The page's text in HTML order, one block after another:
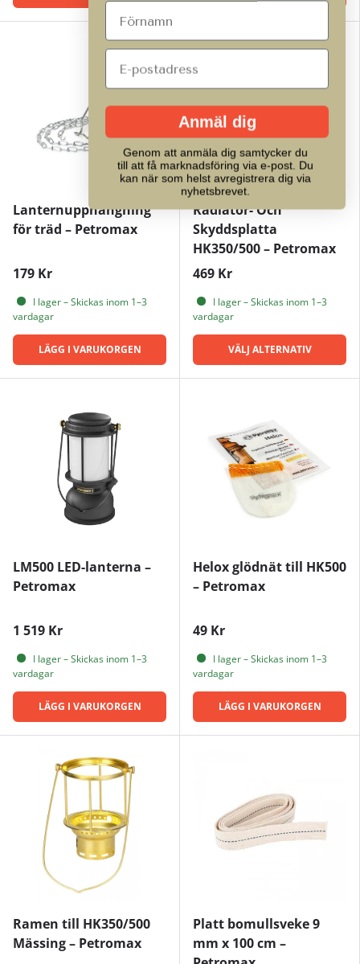
Lanternupphängning
för träd – Petromax
179 Kr
I lager – Skickas inom 1–3
vardagar
LÄGG I VARUKORGEN
Radiator- Och
Skyddsplatta
HK350/500 – Petromax
469 Kr
I lager – Skickas inom 1–3
vardagar
VÄLJ ALTERNATIV
LM500 LED-lanterna –
Petromax
1 519 Kr
I lager – Skickas inom 1–3
vardagar
LÄGG I VARUKORGEN
Helox glödnät till HK500
– Petromax
49 Kr
I lager – Skickas inom 1–3
vardagar
LÄGG I VARUKORGEN
Ramen till HK350/500
Mässing – Petromax
Platt bomullsveke 9
mm x 100 cm –
Anmäl dig
Genom att anmäla dig samtycker du
till att få marknadsföring via e-post. Du
kan när som helst avregistrera dig via
nyhetsbrevet.